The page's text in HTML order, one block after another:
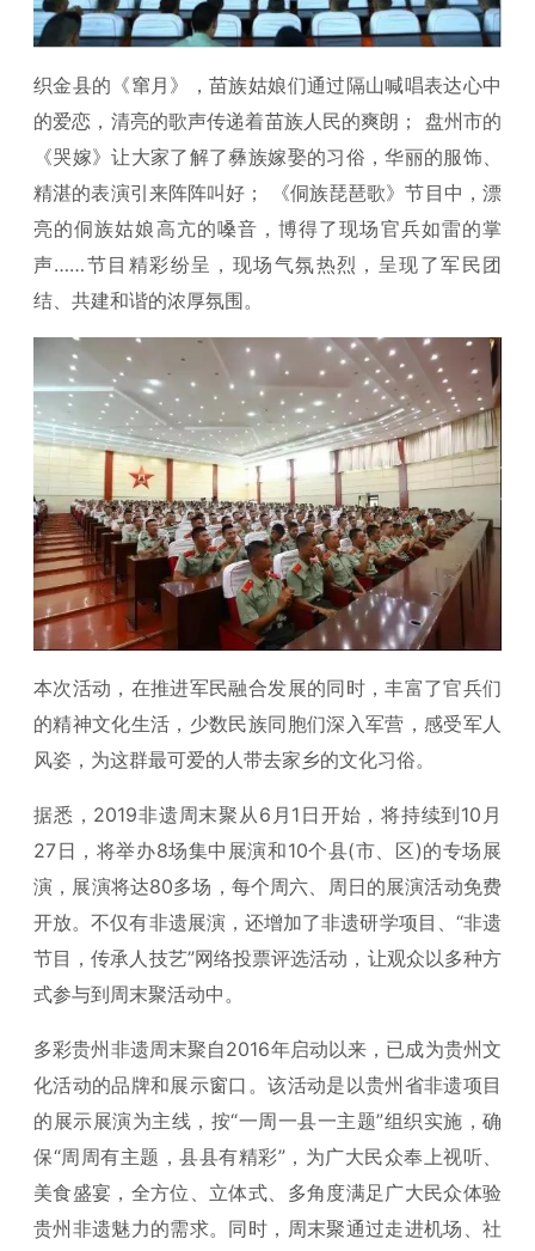
织金县的《窜月》，苗族姑娘们通过隔山喊唱表达心中
的爱恋，清亮的歌声传递着苗族人民的爽朗； 盘州市的
《哭嫁》让大家了解了彝族嫁娶的习俗，华丽的服饰、
精湛的表演引来阵阵叫好； 《侗族琵琶歌》节目中，漂
亮的侗族姑娘高亢的嗓音，博得了现场官兵如雷的掌
声……节目精彩纷呈，现场气氛热烈，呈现了军民团
结、共建和谐的浓厚氛围。
本次活动，在推进军民融合发展的同时，丰富了官兵们
的精神文化生活，少数民族同胞们深入军营，感受军人
风姿，为这群最可爱的人带去家乡的文化习俗。
据悉，2019非遗周末聚从6月1日开始，将持续到10月
27日，将举办8场集中展演和10个县(市、区)的专场展
演，展演将达80多场，每个周六、周日的展演活动免费
开放。不仅有非遗展演，还增加了非遗研学项目、“非遗
节目，传承人技艺”网络投票评选活动，让观众以多种方
式参与到周末聚活动中。
多彩贵州非遗周末聚自2016年启动以来，已成为贵州文
化活动的品牌和展示窗口。该活动是以贵州省非遗项目
的展示展演为主线，按“一周一县一主题”组织实施，确
保“周周有主题，县县有精彩”，为广大民众奉上视听、
美食盛宴，全方位、立体式、多角度满足广大民众体验
贵州非遗魅力的需求。同时，周末聚通过走进机场、社